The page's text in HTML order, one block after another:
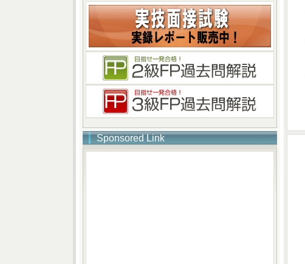
Sponsored Link